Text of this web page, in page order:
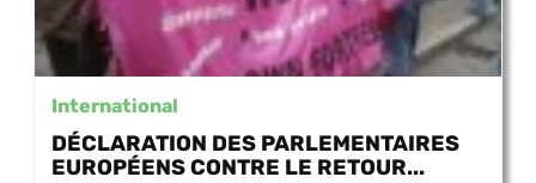
International
DÉCLARATION DES PARLEMENTAIRES
EUROPÉENS CONTRE LE RETOUR...